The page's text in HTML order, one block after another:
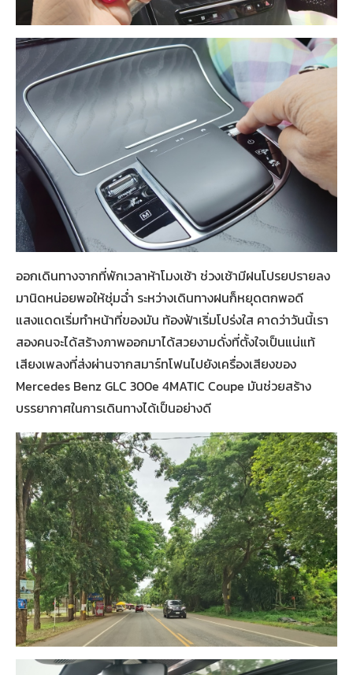
ออกเดินทางจากที่พักเวลาห้าโมงเช้า ช่วงเช้ามีฝนโปรยปรายลง
มานิดหน่อยพอให้ชุ่มฉ่ำ ระหว่างเดินทางฝนก็หยุดตกพอดี
แสงแดดเริ่มทำหน้าที่ของมัน ท้องฟ้าเริ่มโปร่งใส คาดว่าวันนี้เรา
สองคนจะได้สร้างภาพออกมาได้สวยงามดั่งที่ตั้งใจเป็นแน่แท้
เสียงเพลงที่ส่งผ่านจากสมาร์ทโฟนไปยังเครื่องเสียงของ
Mercedes Benz GLC 300e 4MATIC Coupe มันช่วยสร้าง
บรรยากาศในการเดินทางได้เป็นอย่างดี